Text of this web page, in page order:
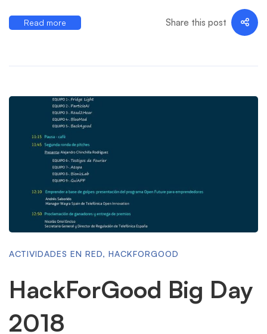
Read more Share this post
ACTIVIDADES EN RED, HACKFORGOOD
HackForGood Big Day
2018